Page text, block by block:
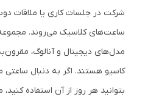
شرکت در جلسات کاری یا ملاقات
ساعت‌های کلاسیک می‌روند. مجموعه
مدل‌های دیجیتال و آنالوگ،
کاسیو هستند. اگر به دنبال
بتوانید هر روز از آن استفاده